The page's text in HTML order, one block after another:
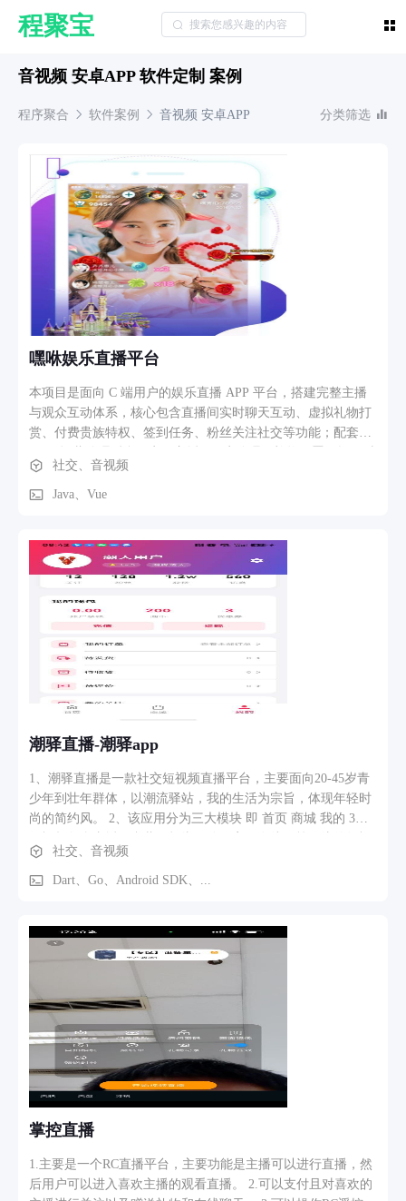
程聚宝
音视频 安卓APP 软件定制 案例
程序聚合 软件案例 音视频 安卓APP 分类筛选
嘿咻娱乐直播平台
本项目是面向 C 端用户的娱乐直播 APP 平台，搭建完整主播
与观众互动体系，核心包含直播间实时聊天互动、虚拟礼物打
赏、付费贵族特权、签到任务、粉丝关注社交等功能；配套
账、违规举报工单处理、多维度流量与营收数据统计，覆盖用
户消费、主播运营、财务结算全业务流程。
社交、音视频
Java、Vue
潮驿直播-潮驿app
1、潮驿直播是一款社交短视频直播平台，主要面向20-45岁青
少年到壮年群体，以潮流驿站，我的生活为宗旨，体现年轻时
尚的简约风。 2、该应用分为三大模块 即 首页 商城 我的 3、
频直播平台功能 4、商城包含电商里面的直播带货和线下商城
两种模式
社交、音视频
Dart、Go、Android SDK、...
掌控直播
1.主要是一个RC直播平台，主要功能是主播可以进行直播，然
后用户可以进入喜欢主播的观看直播。 2.可以支付且对喜欢的